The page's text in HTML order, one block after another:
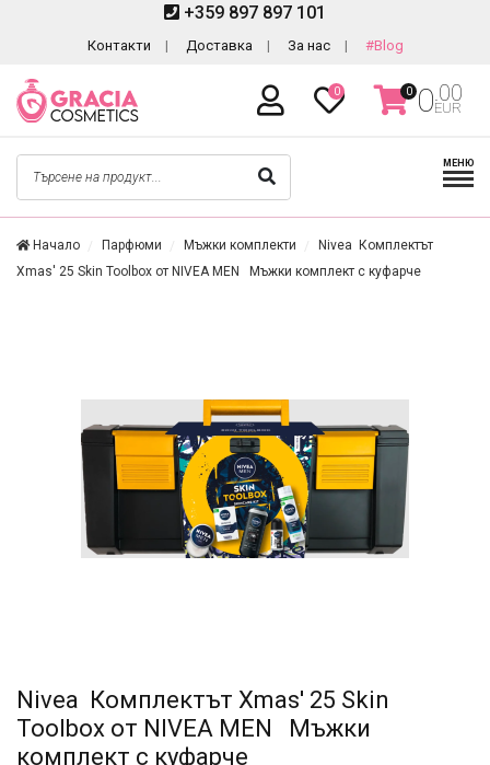
+359 897 897 101
Контакти Доставка За нас #Blog
0 0 0.00
EUR
МЕНЮ
Начало Парфюми Мъжки комплекти
Nivea Комплектът
Xmas' 25 Skin Toolbox от NIVEA MEN Мъжки комплект с куфарче
Nivea Комплектът Xmas' 25 Skin
Toolbox от NIVEA MEN Мъжки
комплект с куфарче